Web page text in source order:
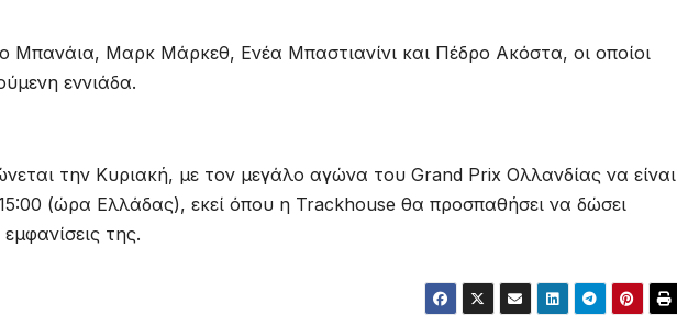
Μπανάια, Μαρκ Μάρκεθ, Ενέα Μπαστιανίνι και Πέδρο Ακόστα, οι οποίοι
εννιάδα.
την Κυριακή, με τον μεγάλο αγώνα του Grand Prix Ολλανδίας να είναι
(ώρα Ελλάδας), εκεί όπου η Trackhouse θα προσπαθήσει να δώσει
της.